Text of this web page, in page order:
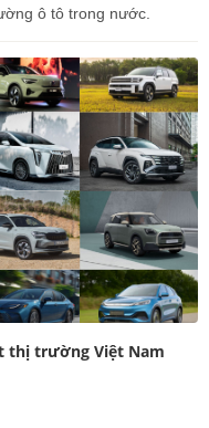
ô tô trong nước.
thị trường Việt Nam